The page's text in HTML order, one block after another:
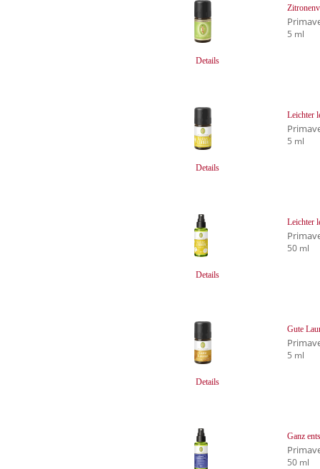
Details
5 ml
Details
Leichter
5 ml
Details
Leichter
50 ml
Details
Gute
5 ml
Ganz
50 ml